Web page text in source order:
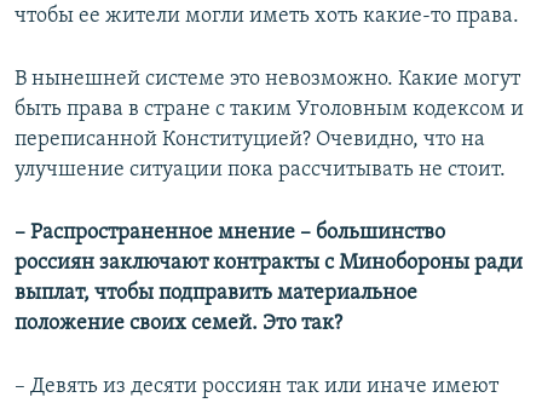
чтобы ее жители могли иметь хоть какие-то права.
В нынешней системе это невозможно. Какие могут
быть права в стране с таким Уголовным кодексом и
переписанной Конституцией? Очевидно, что на
улучшение ситуации пока рассчитывать не стоит.
– Распространенное мнение – большинство
россиян заключают контракты с Минобороны ради
выплат, чтобы подправить материальное
положение своих семей. Это так?
– Девять из десяти россиян так или иначе имеют